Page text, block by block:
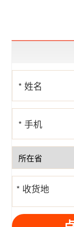
* 姓名
* 手机
号
* 收货地
址